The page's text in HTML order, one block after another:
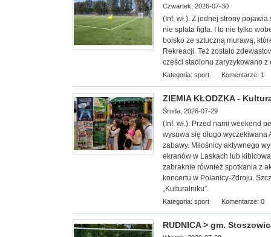
Czwartek, 2026-07-30
(Inf. wł.). Z jednej strony
nie spłata figla. I to nie tylko
boisko ze sztuczną murawą,
Rekreacji. Też zostało
części stadionu zaryzykowano
Kategoria: sport Komentarze: 1
ZIEMIA KŁODZKA -
Środa, 2026-07-29
(Inf. wł.). Przed nami weekend
wysuwa się długo
zabawy. Miłośnicy aktywnego
ekranów w Laskach lub
zabraknie również spotkania z
koncertu w Polanicy-Zdroju.
„Kulturalniku”.
Kategoria: sport Komentarze: 0
RUDNICA > gm.